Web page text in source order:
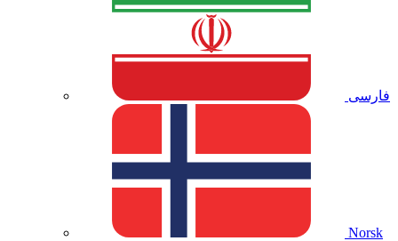
فارسی
Norsk